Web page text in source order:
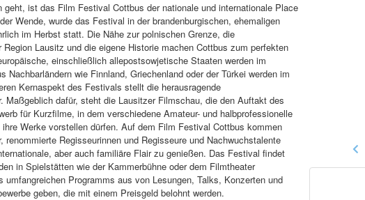
ist das Film Festival Cottbus der nationale und internationale Place
Wende, wurde das Festival in der brandenburgischen, ehemaligen
im Herbst statt. Die Nähe zur polnischen Grenze, die
Lausitz und die eigene Historie machen Cottbus zum perfekten
einschließlich allepostsowjetische Staaten werden im
Nachbarländern wie Finnland, Griechenland oder der Türkei werden im
Kernaspekt des Festivals stellt die herausragende
Maßgeblich dafür, steht die Lausitzer Filmschau, die den Auftakt des
für Kurzfilme, in dem verschiedene Amateur- und halbprofessionelle
Werke vorstellen dürfen. Auf dem Film Festival Cottbus kommen
Regisseurinnen und Regisseure und Nachwuchstalente
aber auch familiäre Flair zu genießen. Das Festival findet
in Spielstätten wie der Kammerbühne oder dem Filmtheater
Programms aus von Lesungen, Talks, Konzerten und
geben, die mit einem Preisgeld belohnt werden.